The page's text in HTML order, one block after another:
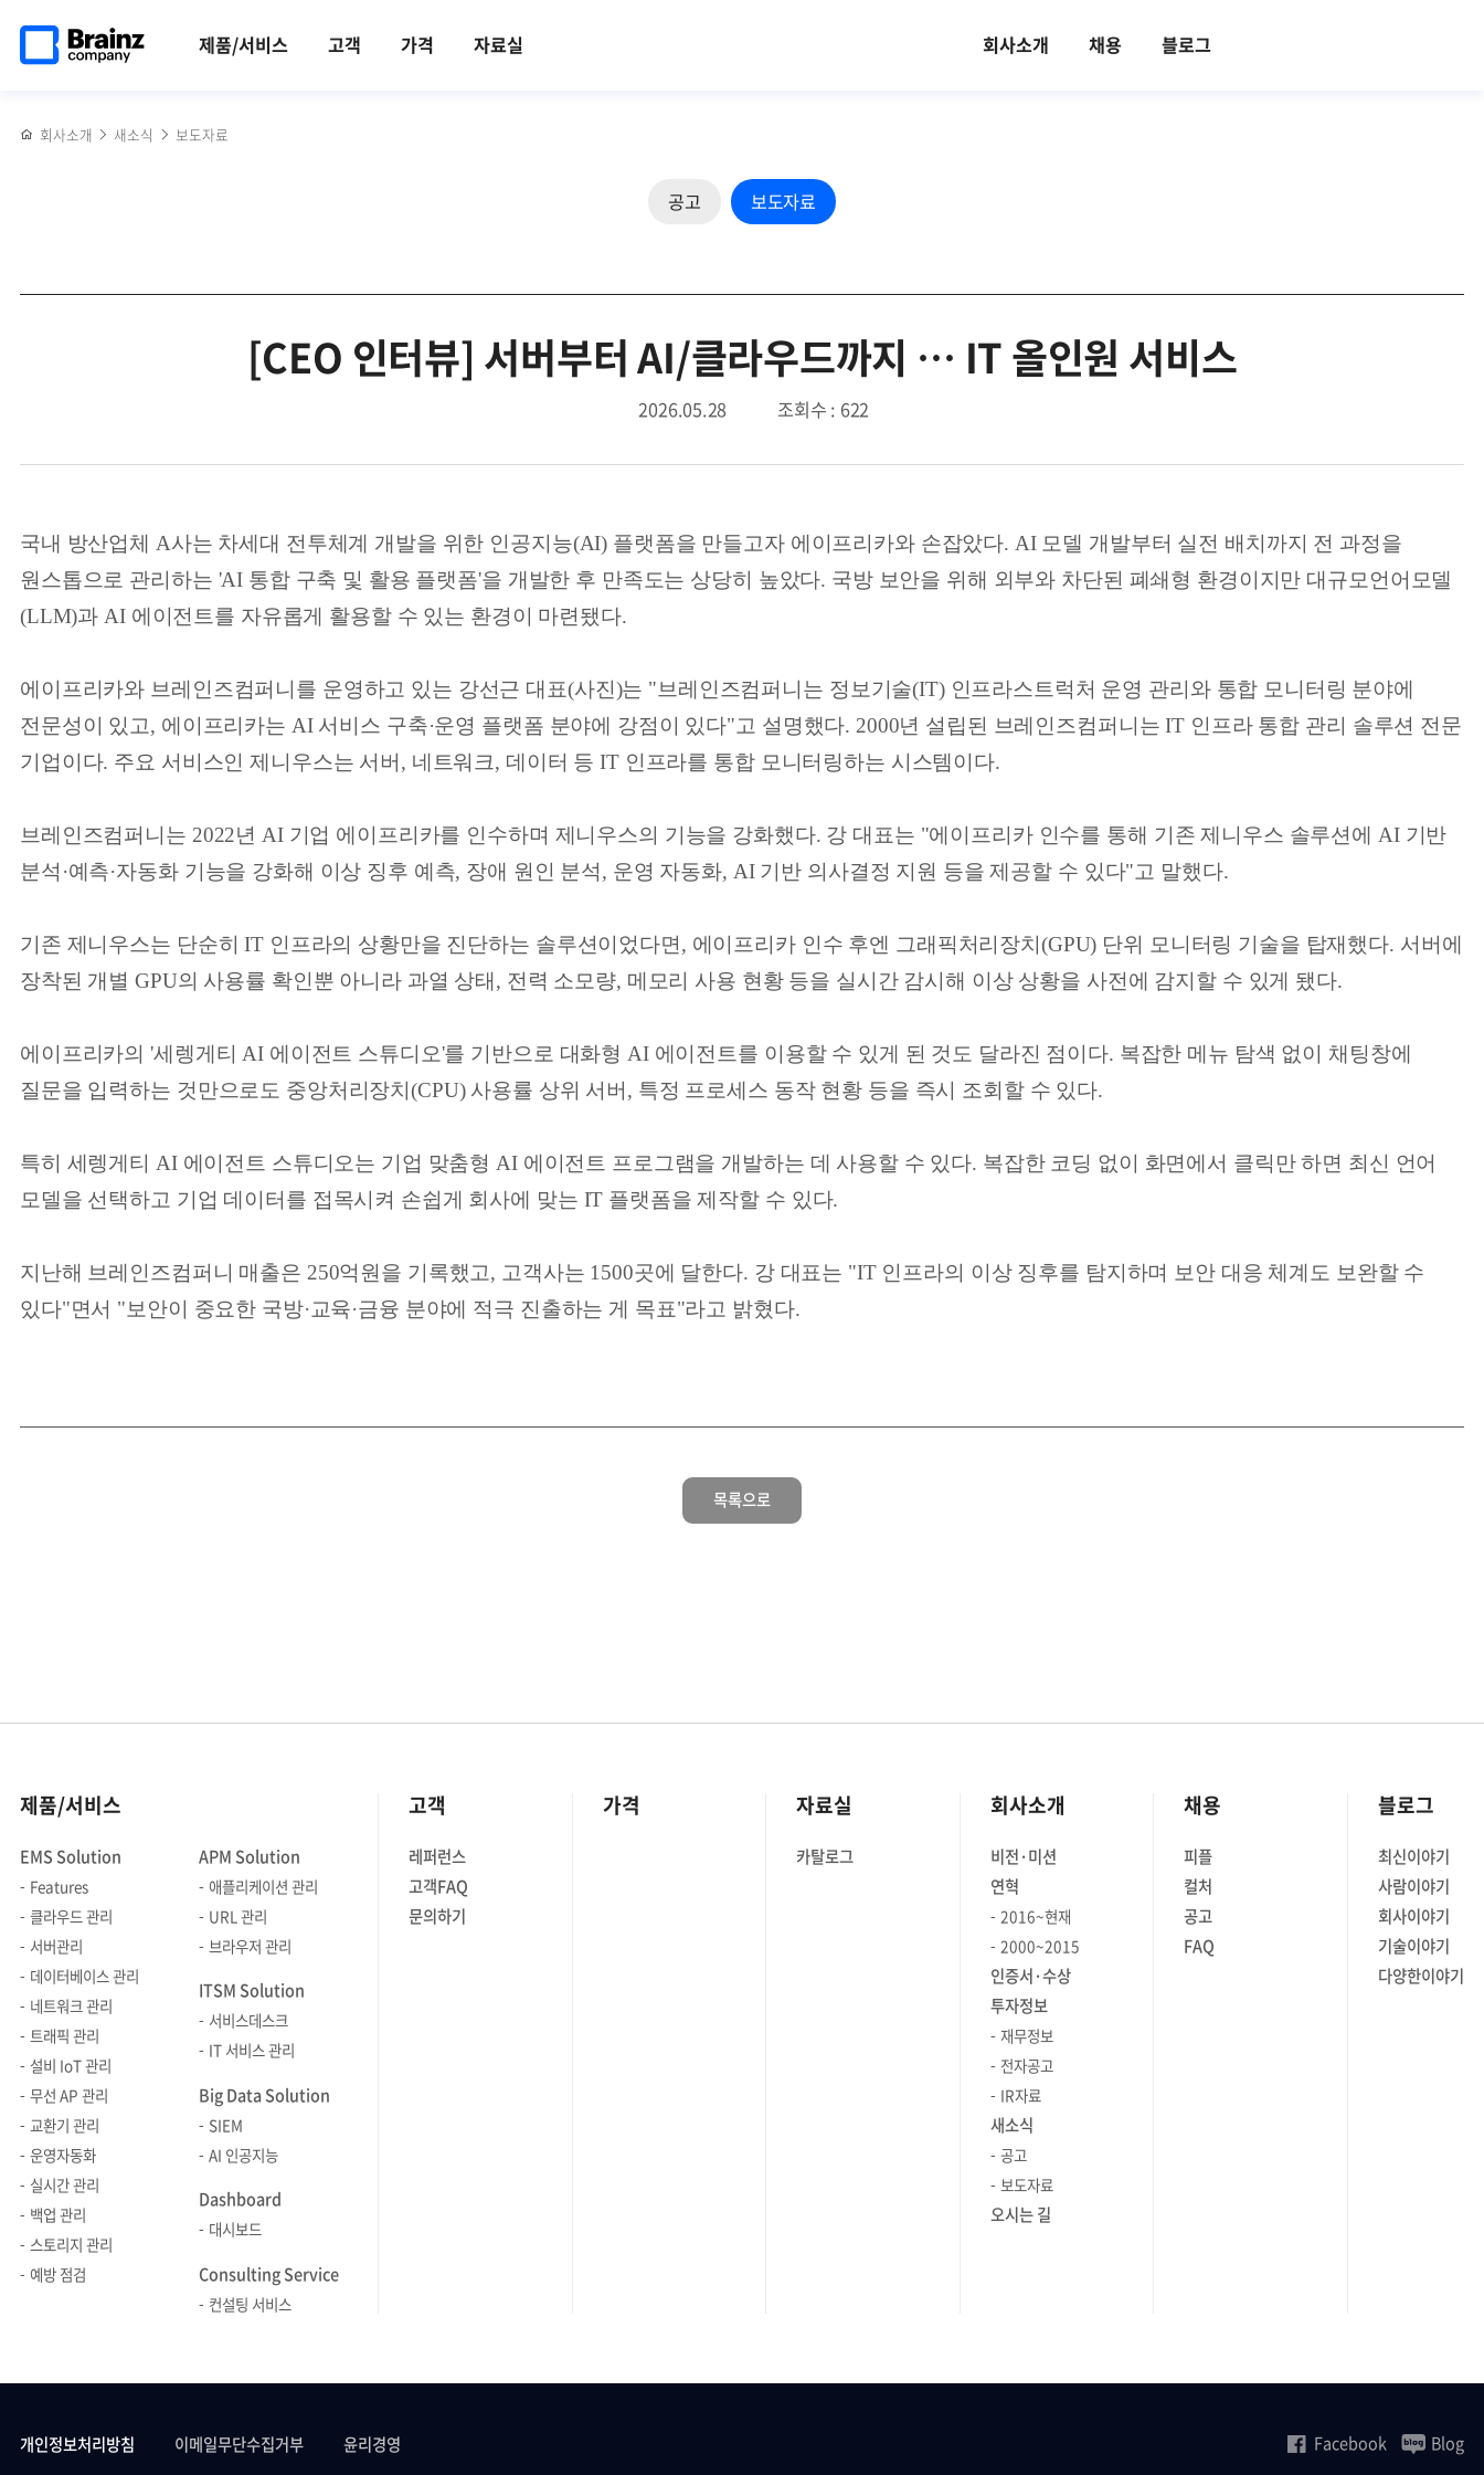
건너뛰기
제품/서비스 고객 가격 자료실 회사소개 채용 블로그
페이지로
회사소개 새소식 보도자료
공고 보도자료
[CEO 인터뷰] 서버부터 AI/클라우드까지 … IT 올인원 서비스
2026.05.28 조회수 : 622
국내 방산업체 A사는 차세대 전투체계 개발을 위한 인공지능(AI) 플랫폼을 만들고자 에이프리카와 손잡았다. AI 모델 개발부터 실전 배치까지 전 과정을
원스톱으로 관리하는 'AI 통합 구축 및 활용 플랫폼'을 개발한 후 만족도는 상당히 높았다. 국방 보안을 위해 외부와 차단된 폐쇄형 환경이지만 대규모언어모델
(LLM)과 AI 에이전트를 자유롭게 활용할 수 있는 환경이 마련됐다.
에이프리카와 브레인즈컴퍼니를 운영하고 있는 강선근 대표(사진)는 "브레인즈컴퍼니는 정보기술(IT) 인프라스트럭처 운영 관리와 통합 모니터링 분야에
전문성이 있고, 에이프리카는 AI 서비스 구축·운영 플랫폼 분야에 강점이 있다"고 설명했다. 2000년 설립된 브레인즈컴퍼니는 IT 인프라 통합 관리 솔루션 전문
기업이다. 주요 서비스인 제니우스는 서버, 네트워크, 데이터 등 IT 인프라를 통합 모니터링하는 시스템이다.
브레인즈컴퍼니는 2022년 AI 기업 에이프리카를 인수하며 제니우스의 기능을 강화했다. 강 대표는 "에이프리카 인수를 통해 기존 제니우스 솔루션에 AI 기반
분석·예측·자동화 기능을 강화해 이상 징후 예측, 장애 원인 분석, 운영 자동화, AI 기반 의사결정 지원 등을 제공할 수 있다"고 말했다.
기존 제니우스는 단순히 IT 인프라의 상황만을 진단하는 솔루션이었다면, 에이프리카 인수 후엔 그래픽처리장치(GPU) 단위 모니터링 기술을 탑재했다. 서버에
장착된 개별 GPU의 사용률 확인뿐 아니라 과열 상태, 전력 소모량, 메모리 사용 현황 등을 실시간 감시해 이상 상황을 사전에 감지할 수 있게 됐다.
에이프리카의 '세렝게티 AI 에이전트 스튜디오'를 기반으로 대화형 AI 에이전트를 이용할 수 있게 된 것도 달라진 점이다. 복잡한 메뉴 탐색 없이 채팅창에
질문을 입력하는 것만으로도 중앙처리장치(CPU) 사용률 상위 서버, 특정 프로세스 동작 현황 등을 즉시 조회할 수 있다.
특히 세렝게티 AI 에이전트 스튜디오는 기업 맞춤형 AI 에이전트 프로그램을 개발하는 데 사용할 수 있다. 복잡한 코딩 없이 화면에서 클릭만 하면 최신 언어
모델을 선택하고 기업 데이터를 접목시켜 손쉽게 회사에 맞는 IT 플랫폼을 제작할 수 있다.
지난해 브레인즈컴퍼니 매출은 250억원을 기록했고, 고객사는 1500곳에 달한다. 강 대표는 "IT 인프라의 이상 징후를 탐지하며 보안 대응 체계도 보완할 수
있다"면서 "보안이 중요한 국방·교육·금융 분야에 적극 진출하는 게 목표"라고 밝혔다.
목록으로
제품/서비스
EMS Solution
Features
클라우드 관리
서버관리
데이터베이스 관리
네트워크 관리
트래픽 관리
설비 IoT 관리
무선 AP 관리
교환기 관리
운영자동화
실시간 관리
백업 관리
스토리지 관리
예방 점검
APM Solution
애플리케이션 관리
URL 관리
브라우저 관리
ITSM Solution
서비스데스크
IT 서비스 관리
Big Data Solution
SIEM
AI 인공지능
Dashboard
대시보드
Consulting Service
컨설팅 서비스
고객
레퍼런스
고객FAQ
문의하기
가격 자료실
카탈로그
회사소개
비전·미션
연혁
2016~현재
2000~2015
인증서·수상
투자정보
재무정보
전자공고
IR자료
새소식
공고
보도자료
오시는 길
채용
피플
컬처
공고
FAQ
블로그
최신이야기
사람이야기
회사이야기
기술이야기
다양한이야기
개인정보처리방침 이메일무단수집거부 윤리경영 Facebook Blog